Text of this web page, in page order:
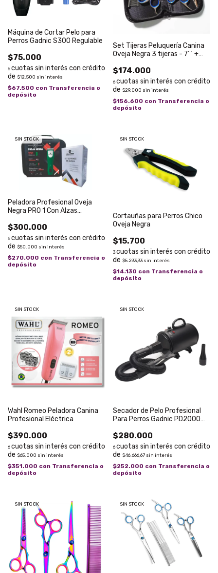
Máquina de Cortar Pelo para
Perros Gadnic S300 Regulable
$75.000
6
$12.500 sin interés
$67.500 con Transferencia o
depósito
Set Tijeras Peluquería Canina
Oveja Negra 3 tijeras - 7´´ +
$174.000
6
$29.000 sin interés
$156.600 con Transferencia o
depósito
SIN STOCK
Peladora Profesional Oveja
Negra PRO 1 Con Alzas
$300.000
6
$50.000 sin interés
$270.000 con Transferencia o
depósito
SIN STOCK
Cortauñas para Perros Chico
Oveja Negra
$15.700
3
$5.233,33 sin interés
$14.130 con Transferencia o
depósito
SIN STOCK
Wahl Romeo Peladora Canina
Profesional Eléctrica
$390.000
6
$65.000 sin interés
$351.000 con Transferencia o
depósito
SIN STOCK
Secador de Pelo Profesional
Para Perros Gadnic PD2000
$280.000
6
$46.666,67 sin interés
$252.000 con Transferencia o
depósito
SIN STOCK SIN STOCK